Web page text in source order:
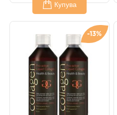
Купува
-13%